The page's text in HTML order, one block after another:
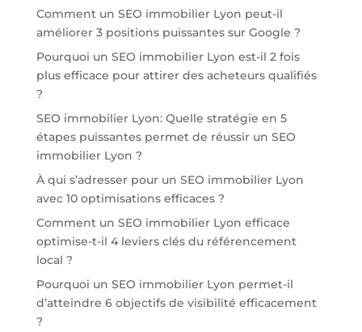
Comment un SEO immobilier Lyon peut-il
améliorer 3 positions puissantes sur Google ?
Pourquoi un SEO immobilier Lyon est-il 2 fois
plus efficace pour attirer des acheteurs qualifiés
?
SEO immobilier Lyon: Quelle stratégie en 5
étapes puissantes permet de réussir un SEO
immobilier Lyon ?
À qui s’adresser pour un SEO immobilier Lyon
avec 10 optimisations efficaces ?
Comment un SEO immobilier Lyon efficace
optimise-t-il 4 leviers clés du référencement
local ?
Pourquoi un SEO immobilier Lyon permet-il
d’atteindre 6 objectifs de visibilité efficacement
?